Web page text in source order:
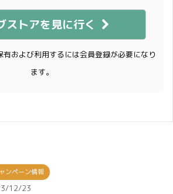
ストアを見に行く
および利用するには会員登録が必要になり
ます。
ンペーン情報
12/23